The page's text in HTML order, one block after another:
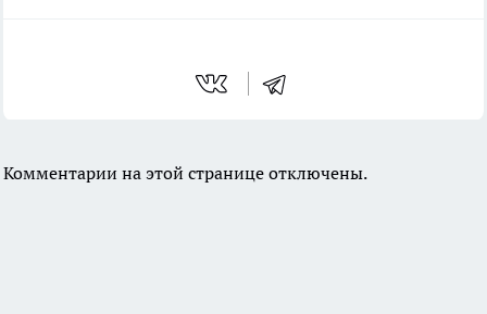
Комментарии на этой странице отключены.